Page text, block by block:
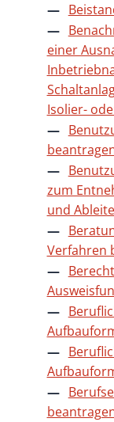
einer
Isolier-
zum
und
Verfahren